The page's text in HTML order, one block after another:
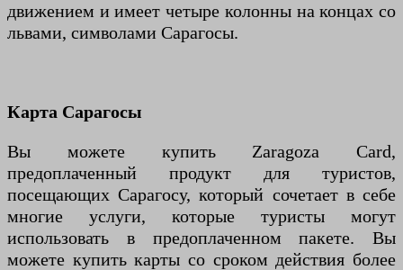
движением и имеет четыре колонны на концах со
львами, символами Сарагосы.
Карта Сарагосы
Вы можете купить Zaragoza Card,
предоплаченный продукт для туристов,
посещающих Сарагосу, который сочетает в себе
многие услуги, которые туристы могут
использовать в предоплаченном пакете. Вы
можете купить карты со сроком действия более